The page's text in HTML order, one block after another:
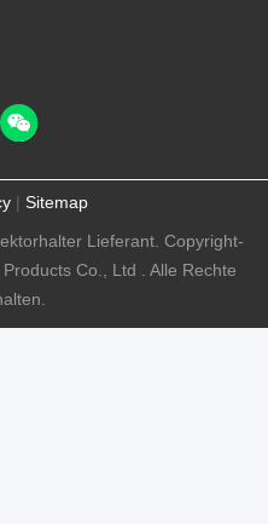
| Sitemap
Lieferant. Copyright-
Co., Ltd . Alle Rechte